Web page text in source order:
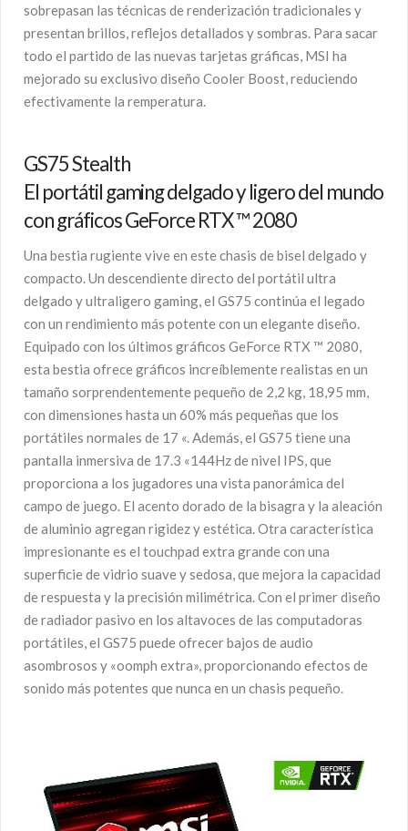
sobrepasan las técnicas de renderización tradicionales y
presentan brillos, reflejos detallados y sombras. Para sacar
todo el partido de las nuevas tarjetas gráficas, MSI ha
mejorado su exclusivo diseño Cooler Boost, reduciendo
efectivamente la remperatura.
GS75 Stealth
El portátil gaming delgado y ligero del mundo
con gráficos GeForce RTX ™ 2080
Una bestia rugiente vive en este chasis de bisel delgado y
compacto. Un descendiente directo del portátil ultra
delgado y ultraligero gaming, el GS75 continúa el legado
con un rendimiento más potente con un elegante diseño.
Equipado con los últimos gráficos GeForce RTX ™ 2080,
esta bestia ofrece gráficos increíblemente realistas en un
tamaño sorprendentemente pequeño de 2,2 kg, 18,95 mm,
con dimensiones hasta un 60% más pequeñas que los
portátiles normales de 17 «. Además, el GS75 tiene una
pantalla inmersiva de 17.3 «144Hz de nivel IPS, que
proporciona a los jugadores una vista panorámica del
campo de juego. El acento dorado de la bisagra y la aleación
de aluminio agregan rigidez y estética. Otra característica
impresionante es el touchpad extra grande con una
superficie de vidrio suave y sedosa, que mejora la capacidad
de respuesta y la precisión milimétrica. Con el primer diseño
de radiador pasivo en los altavoces de las computadoras
portátiles, el GS75 puede ofrecer bajos de audio
asombrosos y «oomph extra», proporcionando efectos de
sonido más potentes que nunca en un chasis pequeño.